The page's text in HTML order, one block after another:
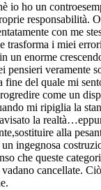
io ho un
responsabilità.
con me
trasforma i miei
un enorme
pensieri veramente
fine del quale mi
come un
mi ripiglia la
la
alla
ingegnosa
che queste
cancellate.